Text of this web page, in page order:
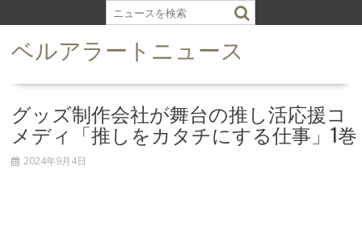
k
ベルアラートニュース
グッズ制作会社が舞台の推し活応援コ
メディ「推しをカタチにする仕事」1巻
2024年9月4日